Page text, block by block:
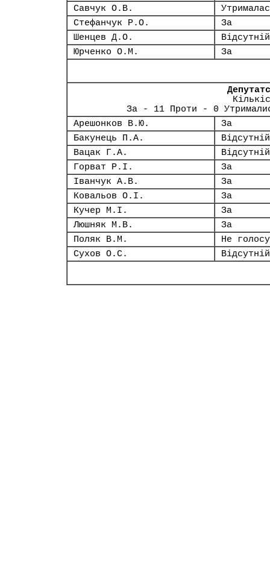
Савчук О.В.
Стефанчук Р.О.
За
Шенцев Д.О.
Відсутній
Юрченко О.М.
За
За - 11 Проти - 0
Арешонков В.Ю.
За
Бакунець П.А.
Відсутній
Вацак Г.А.
Відсутній
Горват Р.І.
За
Іванчук А.В.
За
Ковальов О.І.
За
Кучер М.І.
За
Люшняк М.В.
За
Поляк В.М.
Не
Сухов О.С.
Відсутній